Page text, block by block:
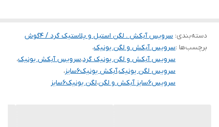
لطفا هنگام ثبت سفارش دقت لازم را بفرمایید و گزینه مد نظر را به
درستی انتخاب نمایید.
دسته‌بندی: سرویس آبکش . لگن استیل و پلاستیک گرد / 4گوش
برچسب‌ها :سرویس آبکش و لگن یونیک،
سرویس آبکش و لگن یونیک گرد،سرویس آبکش یونیک،
سرویس لگن یونیک،آبکش یونیک۶سایز
،
سرویس۶سایز آبکش و لگن
،لگن یونیک۶سایز